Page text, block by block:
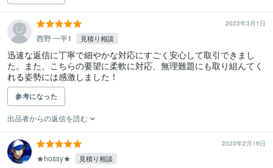
2023年3月1日
西野 一平1 見積り相談
迅速な返信に丁寧で細やかな対応にすごく安心して取引できまし
た。また、こちらの要望に柔軟に対応、無理難題にも取り組んてく
れる姿勢には感激しました！
参考になった
出品者からの返信を読む
2023年2月19日
★hossy★ 見積り相談